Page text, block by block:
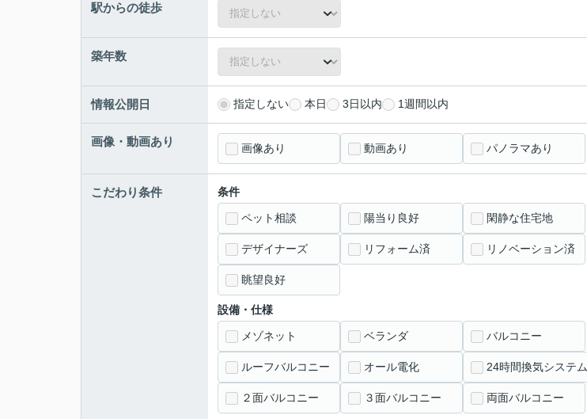
駅からの徒歩
築年数
情報公開日 指定しない 本日 3日以内 1週間以内
画像・動画あり 画像あり 動画あり パノラマあり
こだわり条件 条件
ペット相談 陽当り良好 閑静な住宅地
デザイナーズ リフォーム済 リノベーション済
眺望良好
設備・仕様
メゾネット ベランダ バルコニー
ルーフバルコニー オール電化 24時間換気システム
２面バルコニー ３面バルコニー 両面バルコニー